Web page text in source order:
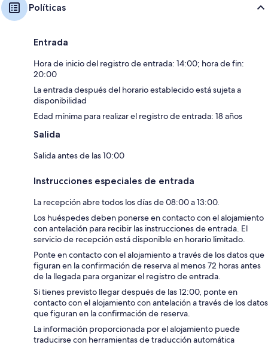
Políticas
Entrada
Hora de inicio del registro de entrada: 14:00; hora de fin:
20:00
La entrada después del horario establecido está sujeta a
disponibilidad
Edad mínima para realizar el registro de entrada: 18 años
Salida
Salida antes de las 10:00
Instrucciones especiales de entrada
La recepción abre todos los días de 08:00 a 13:00.
Los huéspedes deben ponerse en contacto con el alojamiento
con antelación para recibir las instrucciones de entrada. El
servicio de recepción está disponible en horario limitado.
Ponte en contacto con el alojamiento a través de los datos que
figuran en la confirmación de reserva al menos 72 horas antes
de la llegada para organizar el registro de entrada.
Si tienes previsto llegar después de las 12:00, ponte en
contacto con el alojamiento con antelación a través de los datos
que figuran en la confirmación de reserva.
La información proporcionada por el alojamiento puede
traducirse con herramientas de traducción automática